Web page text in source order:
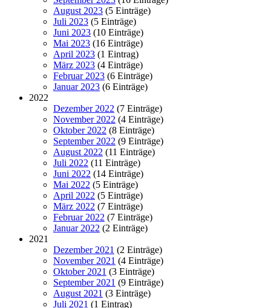
August 2023 (5 Einträge)
Juli 2023 (5 Einträge)
Juni 2023 (10 Einträge)
Mai 2023 (16 Einträge)
April 2023 (1 Eintrag)
März 2023 (4 Einträge)
Februar 2023 (6 Einträge)
Januar 2023 (6 Einträge)
2022
Dezember 2022 (7 Einträge)
November 2022 (4 Einträge)
Oktober 2022 (8 Einträge)
September 2022 (9 Einträge)
August 2022 (11 Einträge)
Juli 2022 (11 Einträge)
Juni 2022 (14 Einträge)
Mai 2022 (5 Einträge)
April 2022 (5 Einträge)
März 2022 (7 Einträge)
Februar 2022 (7 Einträge)
Januar 2022 (2 Einträge)
2021
Dezember 2021 (2 Einträge)
November 2021 (4 Einträge)
Oktober 2021 (3 Einträge)
September 2021 (9 Einträge)
August 2021 (3 Einträge)
Juli 2021 (1 Eintrag)